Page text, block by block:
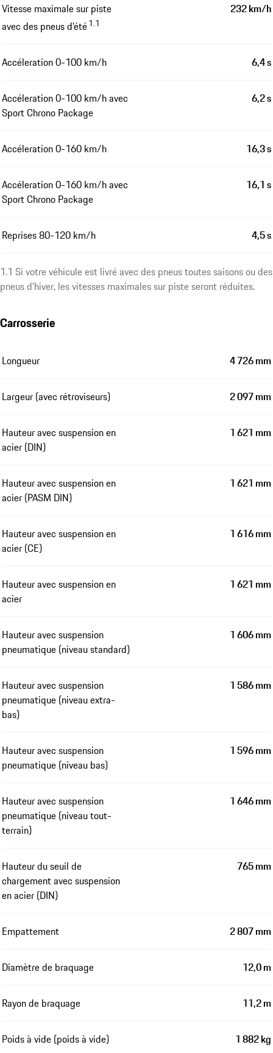
Vitesse maximale sur piste
avec des pneus d'été1.1
232 km/h
Accéleration 0-100 km/h 6,4 s
Accéleration 0-100 km/h avec
Sport Chrono Package
6,2 s
Accéleration 0-160 km/h 16,3 s
Accéleration 0-160 km/h avec
Sport Chrono Package
16,1 s
Reprises 80-120 km/h 4,5 s
1.1 Si votre véhicule est livré avec des pneus toutes saisons ou des
pneus d'hiver, les vitesses maximales sur piste seront réduites.
Carrosserie
Longueur 4 726 mm
Largeur (avec rétroviseurs) 2 097 mm
Hauteur avec suspension en
acier (DIN)
1 621 mm
Hauteur avec suspension en
acier (PASM DIN)
1 621 mm
Hauteur avec suspension en
acier (CE)
1 616 mm
Hauteur avec suspension en
acier
1 621 mm
Hauteur avec suspension
pneumatique (niveau standard)
1 606 mm
Hauteur avec suspension
pneumatique (niveau extra-
bas)
1 586 mm
Hauteur avec suspension
pneumatique (niveau bas)
1 596 mm
Hauteur avec suspension
pneumatique (niveau tout-
terrain)
1 646 mm
Hauteur du seuil de
chargement avec suspension
en acier (DIN)
765 mm
Empattement 2 807 mm
Diamètre de braquage 12,0 m
Rayon de braquage 11,2 m
Poids à vide (poids à vide) 1 882 kg